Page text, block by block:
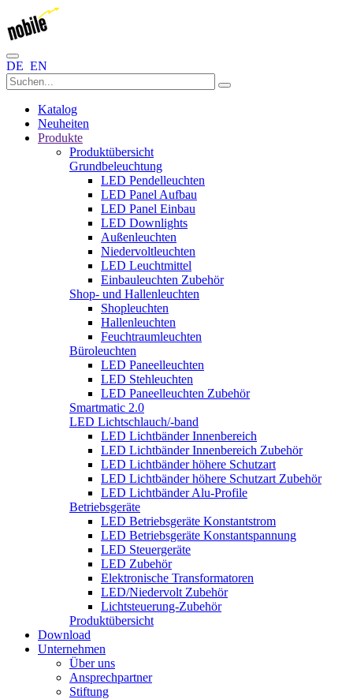
DE EN
Katalog
Neuheiten
Produkte
Produktübersicht
Grundbeleuchtung
LED Pendelleuchten
LED Panel Aufbau
LED Panel Einbau
LED Downlights
Außenleuchten
Niedervoltleuchten
LED Leuchtmittel
Einbauleuchten Zubehör
Shop- und Hallenleuchten
Shopleuchten
Hallenleuchten
Feuchtraumleuchten
Büroleuchten
LED Paneelleuchten
LED Stehleuchten
LED Paneelleuchten Zubehör
Smartmatic 2.0
LED Lichtschlauch/-band
LED Lichtbänder Innenbereich
LED Lichtbänder Innenbereich Zubehör
LED Lichtbänder höhere Schutzart
LED Lichtbänder höhere Schutzart Zubehör
LED Lichtbänder Alu-Profile
Betriebsgeräte
LED Betriebsgeräte Konstantstrom
LED Betriebsgeräte Konstantspannung
LED Steuergeräte
LED Zubehör
Elektronische Transformatoren
LED/Niedervolt Zubehör
Lichtsteuerung-Zubehör
Produktübersicht
Download
Unternehmen
Über uns
Ansprechpartner
Stiftung